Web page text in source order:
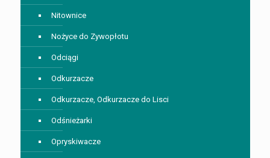
Nitownice
Nożyce do Zywopłotu
Odciągi
Odkurzacze
Odkurzacze, Odkurzacze do Lisci
Odśnieżarki
Opryskiwacze